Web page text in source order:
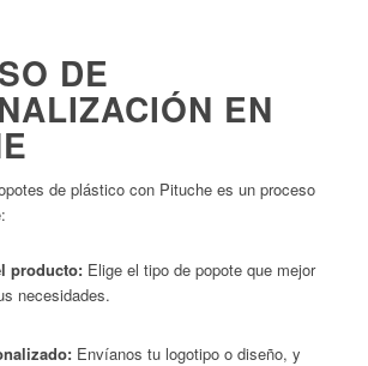
DE
EN
de plástico con Pituche es un proceso
producto:Elige el tipo de popote que mejor
necesidades.
Envíanos tu logotipo o diseño, y